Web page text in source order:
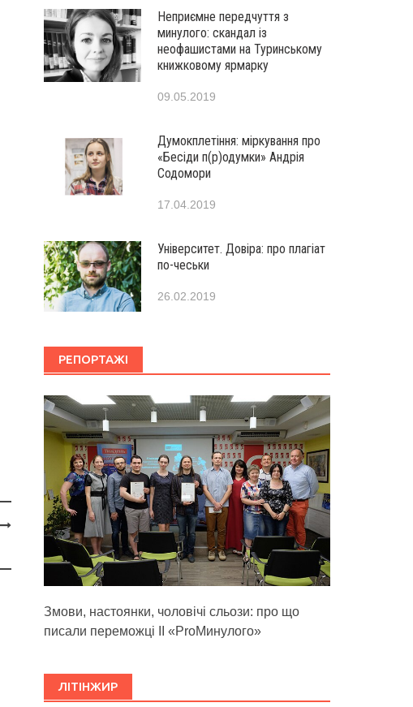
Неприємне передчуття з
минулого: скандал із
неофашистами на Туринському
книжковому ярмарку
09.05.2019
Думокплетіння: міркування про
«Бесіди п(р)одумки» Андрія
Содомори
17.04.2019
Університет. Довіра: про плагіат
по-чеськи
26.02.2019
РЕПОРТАЖІ
Змови, настоянки, чоловічі сльози: про що
писали переможці ІІ «ProМинулого»
ЛІТІНЖИР